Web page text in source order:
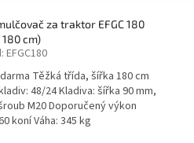
za traktor EFGC 180
cm)
EFGC180
Těžká třída, šířka 180 cm
48/24 Kladiva: šířka 90 mm,
M20 Doporučený výkon
koní Váha: 345 kg